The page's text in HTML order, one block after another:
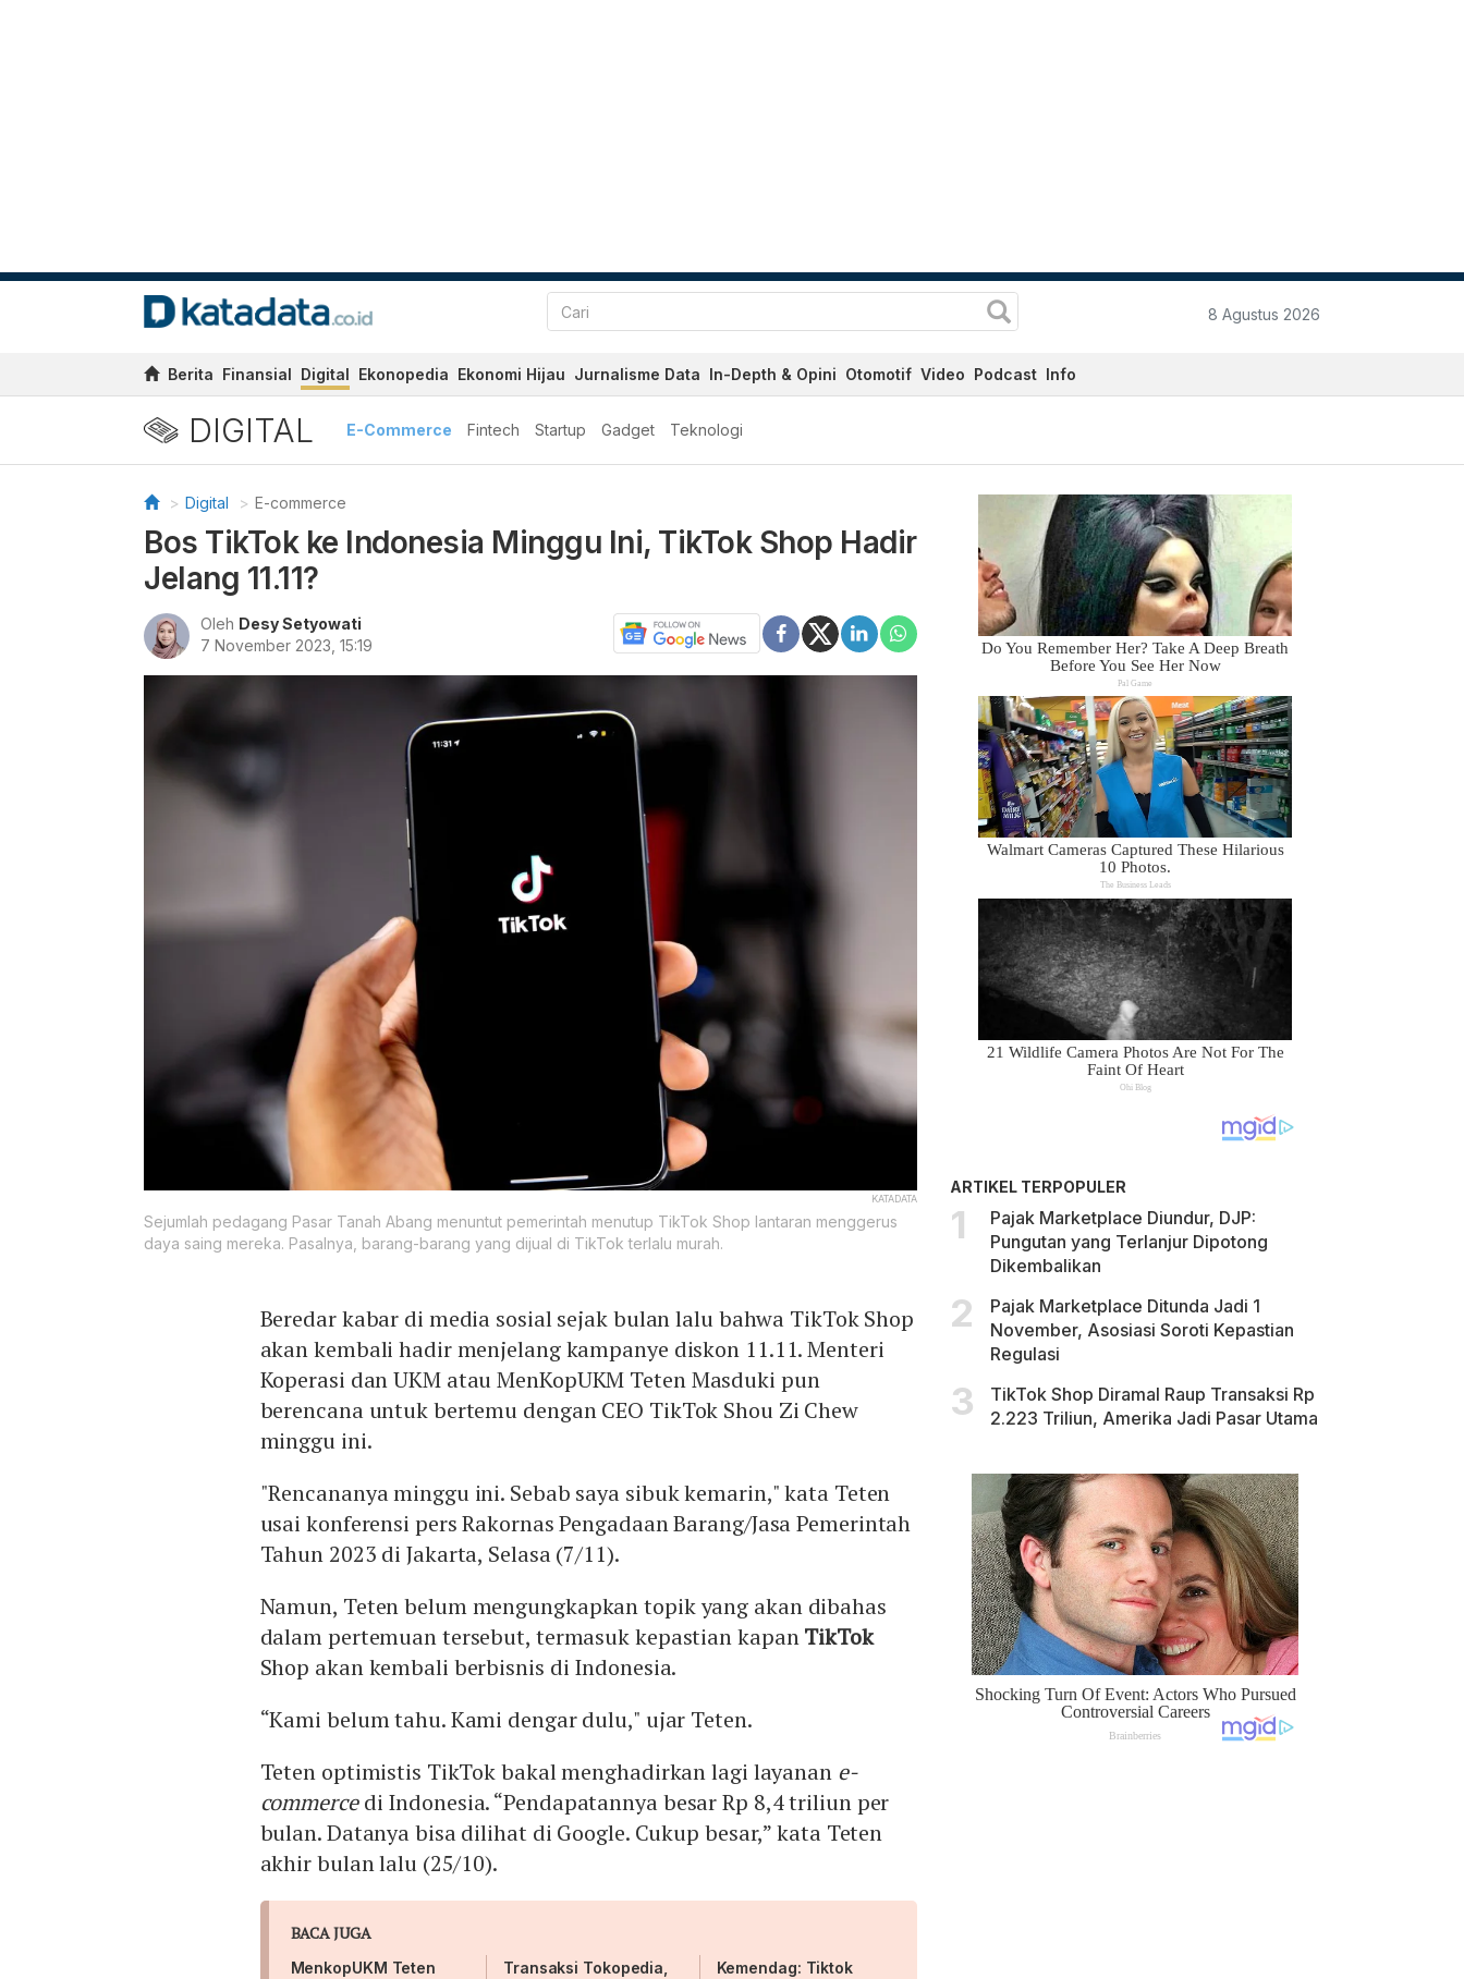
8 Agustus 2026
Berita Finansial Digital Ekonopedia Ekonomi Hijau Jurnalisme Data In-Depth & Opini Otomotif Video Podcast Info
DIGITAL E-Commerce Fintech Startup Gadget Teknologi
Digital E-commerce
Bos TikTok ke Indonesia Minggu Ini, TikTok Shop Hadir
Jelang 11.11?
Oleh Desy Setyowati
7 November 2023, 15:19
KATADATA
Sejumlah pedagang Pasar Tanah Abang menuntut pemerintah menutup TikTok Shop lantaran menggerus
daya saing mereka. Pasalnya, barang-barang yang dijual di TikTok terlalu murah.
Beredar kabar di media sosial sejak bulan lalu bahwa TikTok Shop
akan kembali hadir menjelang kampanye diskon 11.11. Menteri
Koperasi dan UKM atau MenKopUKM Teten Masduki pun
berencana untuk bertemu dengan CEO TikTok Shou Zi Chew
minggu ini.
"Rencananya minggu ini. Sebab saya sibuk kemarin," kata Teten
usai konferensi pers Rakornas Pengadaan Barang/Jasa Pemerintah
Tahun 2023 di Jakarta, Selasa (7/11).
Namun, Teten belum mengungkapkan topik yang akan dibahas
dalam pertemuan tersebut, termasuk kepastian kapanTikTok
Shop akan kembali berbisnis di Indonesia.
“Kami belum tahu. Kami dengar dulu," ujar Teten.
Teten optimistis TikTok bakal menghadirkan lagi layanan e-
commercedi Indonesia. “Pendapatannya besar Rp 8,4 triliun per
bulan. Datanya bisa dilihat di Google. Cukup besar,” kata Teten
akhir bulan lalu (25/10).
BACA JUGA
MenkopUKM Teten
Transaksi Tokopedia,
Kemendag: Tiktok
ARTIKEL TERPOPULER
Pajak Marketplace Diundur, DJP:
Pungutan yang Terlanjur Dipotong
Dikembalikan
Pajak Marketplace Ditunda Jadi 1
November, Asosiasi Soroti Kepastian
Regulasi
TikTok Shop Diramal Raup Transaksi Rp
2.223 Triliun, Amerika Jadi Pasar Utama